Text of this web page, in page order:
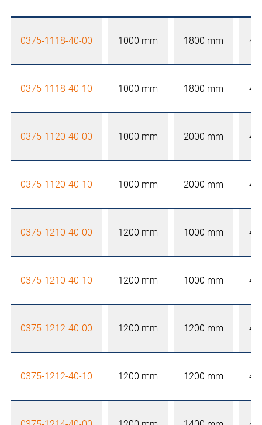
0375-1118-40-00 1000 mm 1800 mm
0375-1118-40-10 1000 mm 1800 mm
0375-1120-40-00 1000 mm 2000 mm
0375-1120-40-10 1000 mm 2000 mm
0375-1210-40-00 1200 mm 1000 mm
0375-1210-40-10 1200 mm 1000 mm
0375-1212-40-00 1200 mm 1200 mm
0375-1212-40-10 1200 mm 1200 mm